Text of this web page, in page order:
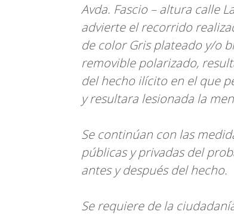
Avda. Fascio – altura calle
advierte el recorrido
de color Gris plateado y/o
removible polarizado,
del hecho ilícito en el que
y resultara lesionada la
Se continúan con las
públicas y privadas del
antes y después del hecho.
Se requiere de la